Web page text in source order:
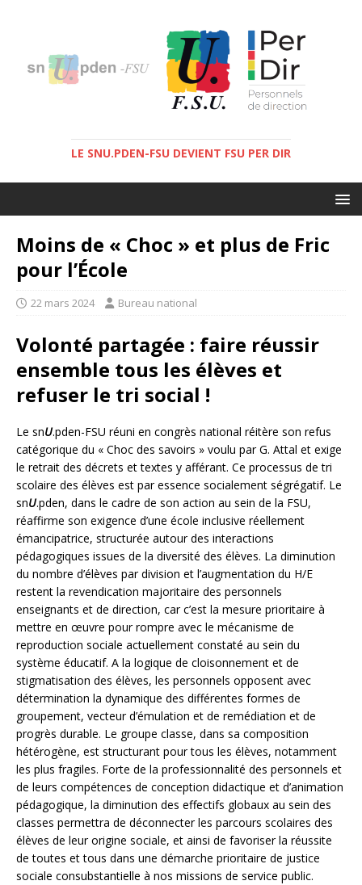
LE SNU.PDEN-FSU DEVIENT FSU PER DIR
Moins de « Choc » et plus de Fric
pour l’École
22 mars 2024 Bureau national
Volonté partagée : faire réussir
ensemble tous les élèves et
refuser le tri social !
Le snU.pden-FSU réuni en congrès national réitère son refus
catégorique du « Choc des savoirs » voulu par G. Attal et exige
le retrait des décrets et textes y afférant. Ce processus de tri
scolaire des élèves est par essence socialement ségrégatif. Le
snU.pden, dans le cadre de son action au sein de la FSU,
réaffirme son exigence d’une école inclusive réellement
émancipatrice, structurée autour des interactions
pédagogiques issues de la diversité des élèves. La diminution
du nombre d’élèves par division et l’augmentation du H/E
restent la revendication majoritaire des personnels
enseignants et de direction, car c’est la mesure prioritaire à
mettre en œuvre pour rompre avec le mécanisme de
reproduction sociale actuellement constaté au sein du
système éducatif. A la logique de cloisonnement et de
stigmatisation des élèves, les personnels opposent avec
détermination la dynamique des différentes formes de
groupement, vecteur d’émulation et de remédiation et de
progrès durable. Le groupe classe, dans sa composition
hétérogène, est structurant pour tous les élèves, notamment
les plus fragiles. Forte de la professionnalité des personnels et
de leurs compétences de conception didactique et d’animation
pédagogique, la diminution des effectifs globaux au sein des
classes permettra de déconnecter les parcours scolaires des
élèves de leur origine sociale, et ainsi de favoriser la réussite
de toutes et tous dans une démarche prioritaire de justice
sociale consubstantielle à nos missions de service public.